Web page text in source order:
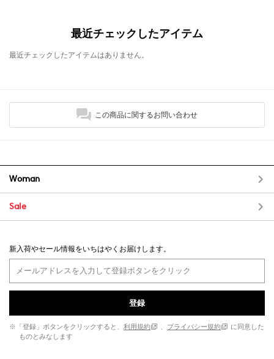
最近チェックしたアイテム
最近チェックしたアイテムはありません。
この商品に関するお問い合わせ
Woman
Sale
新入荷やセール情報をいちはやくお届けします。
登録
※「登録」ボタンをクリックすると、 利用規約 、 プライバシー規約
に同意した
ものとみなします